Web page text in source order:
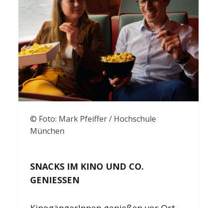
© Foto: Mark Pfeiffer / Hochschule
München
SNACKS IM KINO UND CO.
GENIESSEN